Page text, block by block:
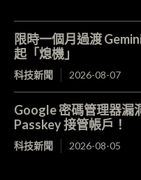
限時一個月過渡
起「熄機」
科技新聞 2026-08-07
Google 密碼管理器
Passkey 接管帳戶！
科技新聞 2026-08-05